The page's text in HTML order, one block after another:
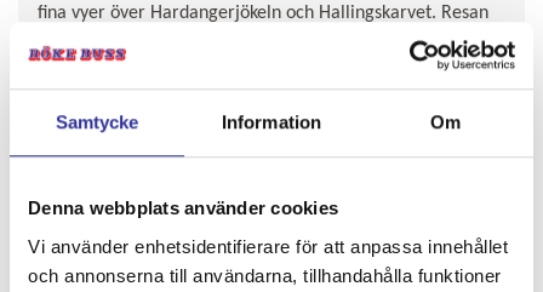
Samtycke Information Om
Denna webbplats använder cookies
Vi använder enhetsidentifierare för att anpassa innehållet
och annonserna till användarna, tillhandahålla funktioner
fina vyer över Hardangerjökeln och Hallingskarvet. Resan
fortsätter i stilla takt längs vackra Hallingdalen via orter
gemensam middag.